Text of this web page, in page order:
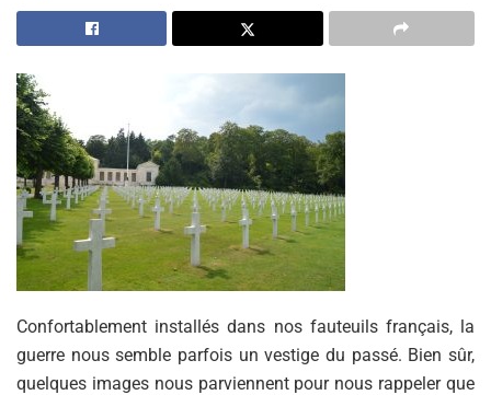
Confortablement installés dans nos fauteuils français, la
guerre nous semble parfois un vestige du passé. Bien sûr,
quelques images nous parviennent pour nous rappeler que